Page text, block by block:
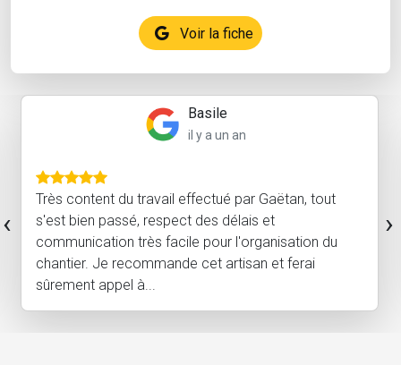
Voir la fiche
Basile
il y a un an
Très content du travail effectué par Gaëtan, tout
s'est bien passé, respect des délais et
communication très facile pour l'organisation du
chantier. Je recommande cet artisan et ferai
sûrement appel à...
‹ ›